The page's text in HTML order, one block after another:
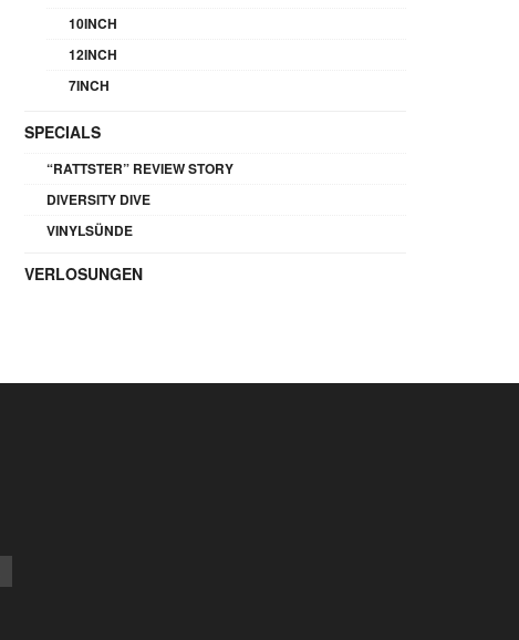
10INCH
12INCH
7INCH
SPECIALS
“RATTSTER” REVIEW STORY
DIVERSITY DIVE
VINYLSÜNDE
VERLOSUNGEN